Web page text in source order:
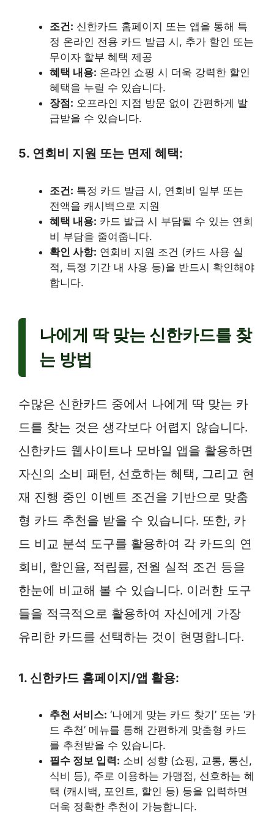
조건: 신한카드 홈페이지 또는 앱을 통해 특
정 온라인 전용 카드 발급 시, 추가 할인 또는
무이자 할부 혜택 제공
혜택 내용: 온라인 쇼핑 시 더욱 강력한 할인
혜택을 누릴 수 있습니다.
장점: 오프라인 지점 방문 없이 간편하게 발
급받을 수 있습니다.
5. 연회비 지원 또는 면제 혜택:
조건: 특정 카드 발급 시, 연회비 일부 또는
전액을 캐시백으로 지원
혜택 내용: 카드 발급 시 부담될 수 있는 연회
비 부담을 줄여줍니다.
확인 사항: 연회비 지원 조건 (카드 사용 실
적, 특정 기간 내 사용 등)을 반드시 확인해야
합니다.
나에게 딱 맞는 신한카드를 찾
는 방법
수많은 신한카드 중에서 나에게 딱 맞는 카
드를 찾는 것은 생각보다 어렵지 않습니다.
신한카드 웹사이트나 모바일 앱을 활용하면
자신의 소비 패턴, 선호하는 혜택, 그리고 현
재 진행 중인 이벤트 조건을 기반으로 맞춤
형 카드 추천을 받을 수 있습니다. 또한, 카
드 비교 분석 도구를 활용하여 각 카드의 연
회비, 할인율, 적립률, 전월 실적 조건 등을
한눈에 비교해 볼 수 있습니다. 이러한 도구
들을 적극적으로 활용하여 자신에게 가장
유리한 카드를 선택하는 것이 현명합니다.
1. 신한카드 홈페이지/앱 활용:
추천 서비스: ‘나에게 맞는 카드 찾기’ 또는 ‘카
드 추천’ 메뉴를 통해 간편하게 맞춤형 카드
를 추천받을 수 있습니다.
필수 정보 입력: 소비 성향 (쇼핑, 교통, 통신,
식비 등), 주로 이용하는 가맹점, 선호하는 혜
택 (캐시백, 포인트, 할인 등) 등을 입력하면
더욱 정확한 추천이 가능합니다.